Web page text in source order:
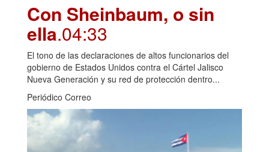
Con Sheinbaum, o sin
ella.04:33
El tono de las declaraciones de altos funcionarios del
gobierno de Estados Unidos contra el Cártel Jalisco
Nueva Generación y su red de protección dentro...
Periódico Correo